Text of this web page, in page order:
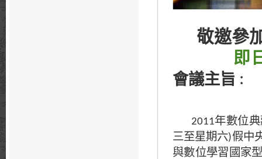
敬邀參
即
會議主旨 ：
2011年數位
三至星期六)假中
與數位學習國家